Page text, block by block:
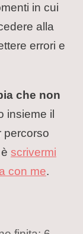
in cui
alla
errori e
che non
insieme il
percorso
scrivermi
con me.